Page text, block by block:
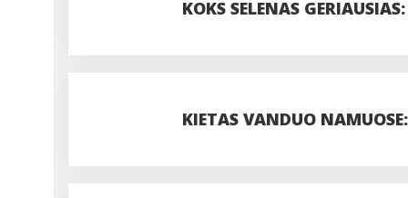
KOKS SELENAS
KIETAS VANDUO